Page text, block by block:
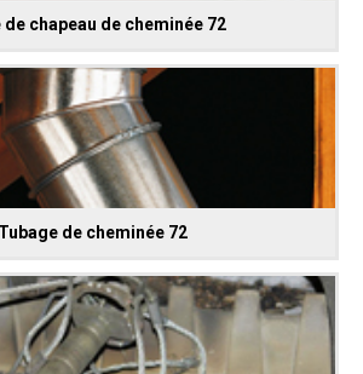
de chapeau de cheminée 72
Tubage de cheminée 72